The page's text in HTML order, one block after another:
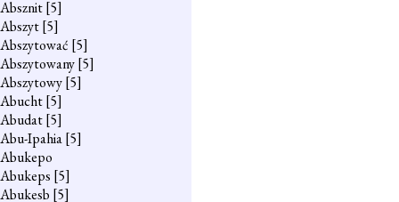
Absznit[5]
Abszyt[5]
Abszytować [5]
Abszytowany[5]
Abszytowy[5]
Abucht[5]
Abudat[5]
Abu-Ipahia[5]
Abukepo
Abukeps [5]
Abukesb [5]